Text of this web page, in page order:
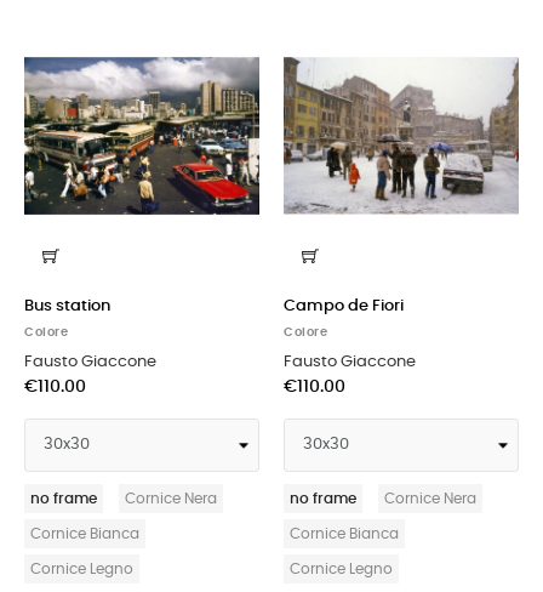
Bus station
Colore
Fausto Giaccone
€110.00
no frame Cornice Nera
Cornice Bianca
Cornice Legno
Campo de Fiori
Colore
Fausto Giaccone
€110.00
no frame Cornice Nera
Cornice Bianca
Cornice Legno